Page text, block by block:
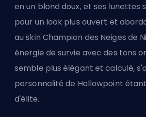
en un blond doux, et ses lunettes
pour un look plus ouvert et
au skin Champion des Neiges de
énergie de survie avec des tons
semble plus élégant et calculé,
personnalité de Hollowpoint
d'élite.